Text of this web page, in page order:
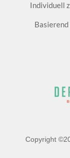
Individuell
Copyright